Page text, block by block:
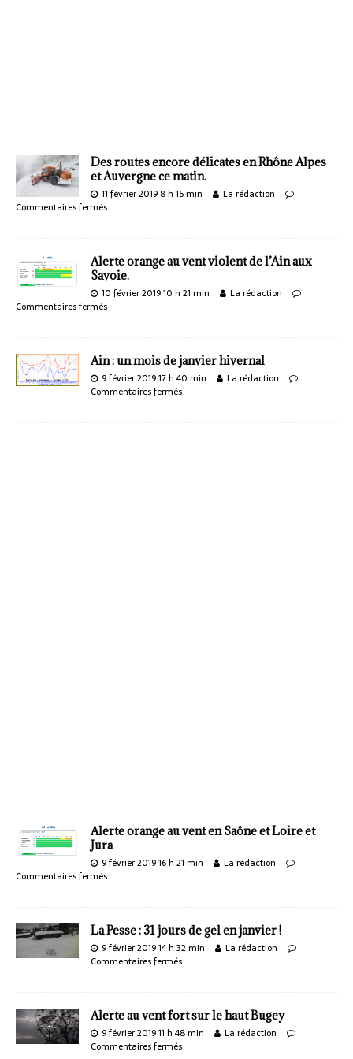
Des routes encore délicates en Rhône Alpes
et Auvergne ce matin.
11 février 2019 8 h 15 min
La rédaction
Commentaires fermés
Alerte orange au vent violent de l’Ain aux
Savoie.
10 février 2019 10 h 21 min
La rédaction
Commentaires fermés
Ain : un mois de janvier hivernal
9 février 2019 17 h 40 min
La rédaction
Commentaires fermés
Alerte orange au vent en Saône et Loire et
Jura
9 février 2019 16 h 21 min
La rédaction
Commentaires fermés
La Pesse : 31 jours de gel en janvier !
9 février 2019 14 h 32 min
La rédaction
Commentaires fermés
Alerte au vent fort sur le haut Bugey
9 février 2019 11 h 48 min
La rédaction
Commentaires fermés